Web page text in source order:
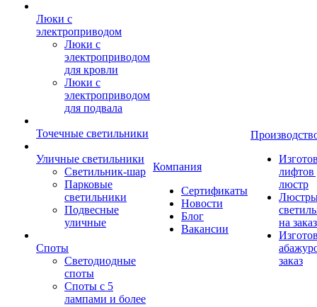
Люки с
электроприводом
Люки с
электроприводом
для кровли
Люки с
электроприводом
для подвала
Точечные светильники
Уличные светильники
Светильник-шар
Парковые
светильники
Подвесные
уличные
Споты
Светодиодные
споты
Споты с 5
лампами и более
Компания
Сертификаты
Новости
Блог
Вакансии
лифтов
люстр
на заказ
заказ